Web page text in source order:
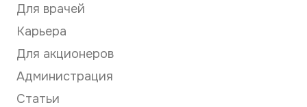
Для врачей
Карьера
Для акционеров
Администрация
Статьи